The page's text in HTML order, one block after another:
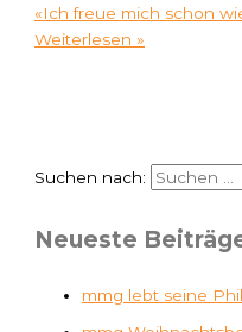
«Ich freue mich schon
Weiterlesen »
Suchen nach:
Neueste
mmg lebt seine